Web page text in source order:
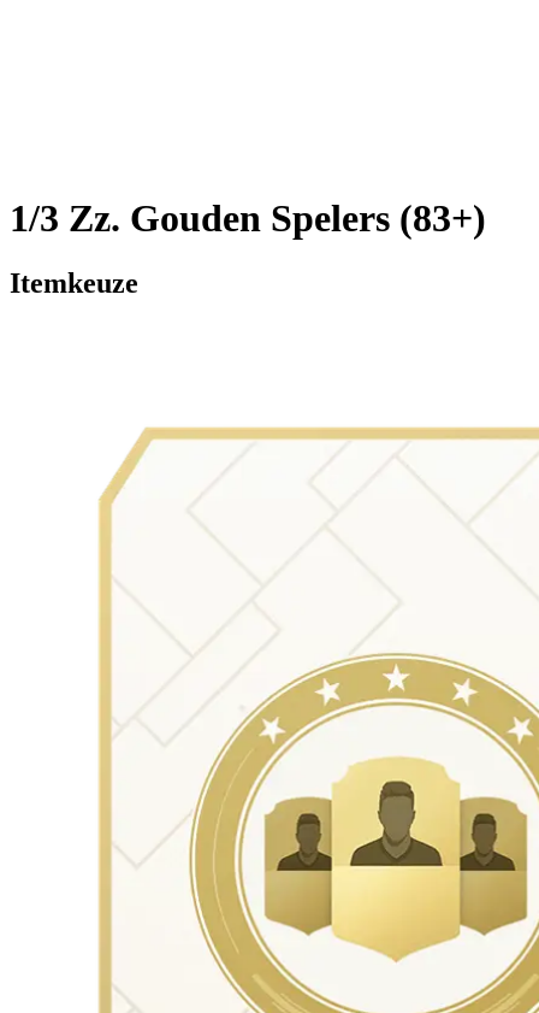
1/3 Zz. Gouden Spelers (83+)
Itemkeuze